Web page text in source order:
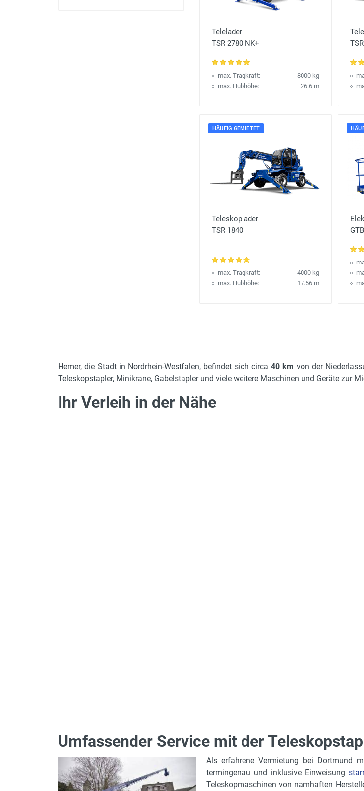
Telelader
TSR 2780 NK+
max. Tragkraft:
8000 kg
max. Hubhöhe:
26.6 m
HÄUFIG GEMIETET
Teleskoplader
TSR 1840
max. Tragkraft:
4000 kg
max. Hubhöhe:
17.56 m
Hemer, die Stadt in Nordrhein-Westfalen, befindet sich circa 40 km von der
Teleskopstapler, Minikrane, Gabelstapler und viele weitere Maschinen und Geräte zur
Ihr Verleih in der Nähe
Umfassender Service mit der
Als erfahrene Vermietung bei Dortmund
termingenau und inklusive Einweisung
Teleskopmaschinen von namhaften